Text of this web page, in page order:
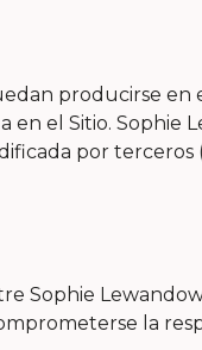
producirse en
el Sitio. Sophie
por terceros
Sophie
la